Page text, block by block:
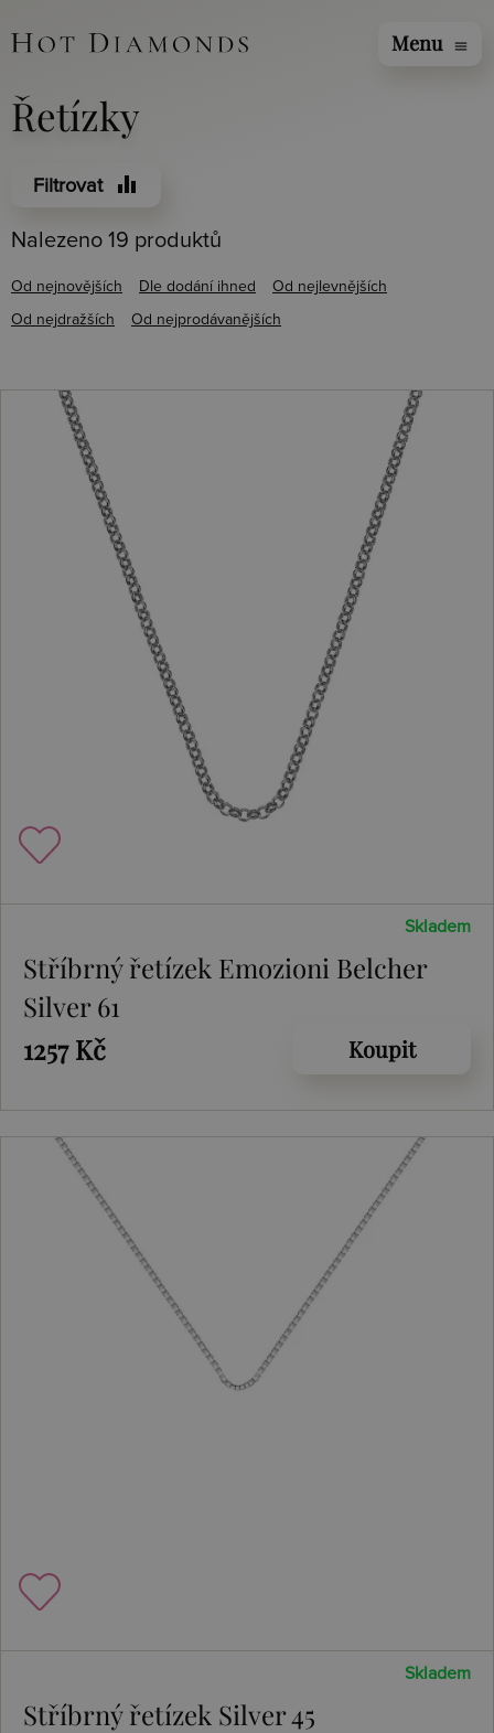
Menu menu
Řetízky
Filtrovat equalizer
Nalezeno 19 produktů
Od nejnovějších Dle dodání ihned Od nejlevnějších
Od nejdražších Od nejprodávanějších
Skladem
Stříbrný řetízek Emozioni Belcher
Silver 61
1257 Kč
Koupit
Skladem
Stříbrný řetízek Silver 45